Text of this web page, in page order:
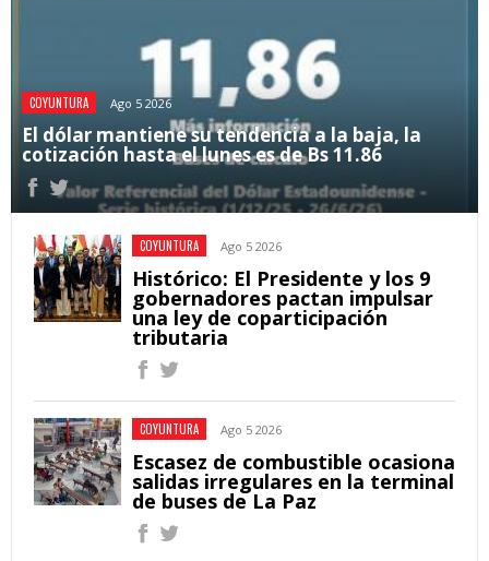
COYUNTURA Ago 5 2026
El dólar mantiene su tendencia a la baja, la
cotización hasta el lunes es de Bs 11.86
COYUNTURA Ago 5 2026
Histórico: El Presidente y los 9
gobernadores pactan impulsar
una ley de coparticipación
tributaria
COYUNTURA Ago 5 2026
Escasez de combustible ocasiona
salidas irregulares en la terminal
de buses de La Paz